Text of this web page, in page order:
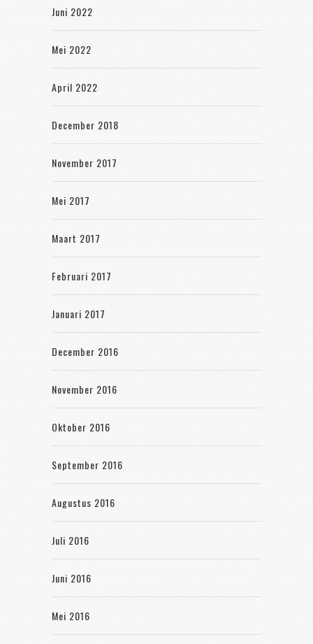
Juni 2022
Mei 2022
April 2022
December 2018
November 2017
Mei 2017
Maart 2017
Februari 2017
Januari 2017
December 2016
November 2016
Oktober 2016
September 2016
Augustus 2016
Juli 2016
Juni 2016
Mei 2016